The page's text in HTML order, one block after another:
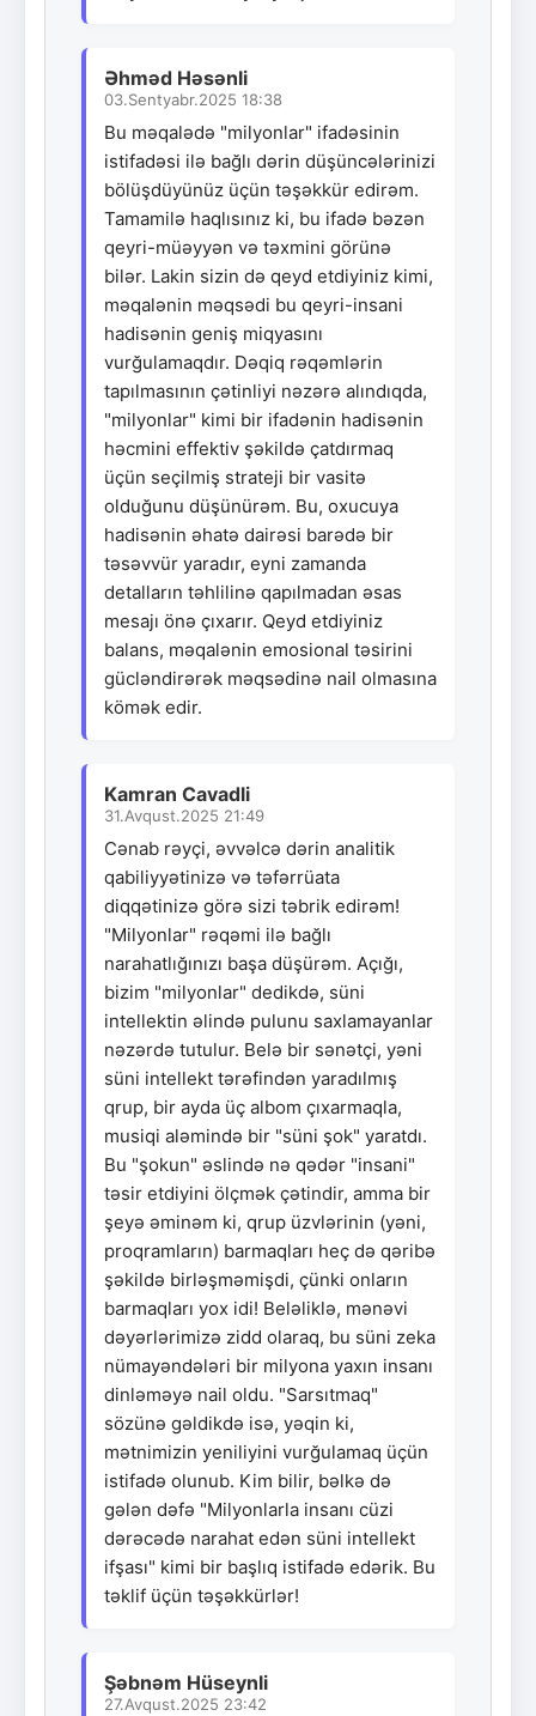
Əhməd Həsənli
03.Sentyabr.2025 18:38
Bu məqalədə "milyonlar" ifadəsinin
istifadəsi ilə bağlı dərin düşüncələrinizi
bölüşdüyünüz üçün təşəkkür edirəm.
Tamamilə haqlısınız ki, bu ifadə bəzən
qeyri-müəyyən və təxmini görünə
bilər. Lakin sizin də qeyd etdiyiniz kimi,
məqalənin məqsədi bu qeyri-insani
hadisənin geniş miqyasını
vurğulamaqdır. Dəqiq rəqəmlərin
tapılmasının çətinliyi nəzərə alındıqda,
"milyonlar" kimi bir ifadənin hadisənin
həcmini effektiv şəkildə çatdırmaq
üçün seçilmiş strateji bir vasitə
olduğunu düşünürəm. Bu, oxucuya
hadisənin əhatə dairəsi barədə bir
təsəvvür yaradır, eyni zamanda
detalların təhlilinə qapılmadan əsas
mesajı önə çıxarır. Qeyd etdiyiniz
balans, məqalənin emosional təsirini
gücləndirərək məqsədinə nail olmasına
kömək edir.
Kamran Cavadli
31.Avqust.2025 21:49
Cənab rəyçi, əvvəlcə dərin analitik
qabiliyyətinizə və təfərrüata
diqqətinizə görə sizi təbrik edirəm!
"Milyonlar" rəqəmi ilə bağlı
narahatlığınızı başa düşürəm. Açığı,
bizim "milyonlar" dedikdə, süni
intellektin əlində pulunu saxlamayanlar
nəzərdə tutulur. Belə bir sənətçi, yəni
süni intellekt tərəfindən yaradılmış
qrup, bir ayda üç albom çıxarmaqla,
musiqi aləmində bir "süni şok" yaratdı.
Bu "şokun" əslində nə qədər "insani"
təsir etdiyini ölçmək çətindir, amma bir
şeyə əminəm ki, qrup üzvlərinin (yəni,
proqramların) barmaqları heç də qəribə
şəkildə birləşməmişdi, çünki onların
barmaqları yox idi! Beləliklə, mənəvi
dəyərlərimizə zidd olaraq, bu süni zeka
nümayəndələri bir milyona yaxın insanı
dinləməyə nail oldu. "Sarsıtmaq"
sözünə gəldikdə isə, yəqin ki,
mətnimizin yeniliyini vurğulamaq üçün
istifadə olunub. Kim bilir, bəlkə də
gələn dəfə "Milyonlarla insanı cüzi
dərəcədə narahat edən süni intellekt
ifşası" kimi bir başlıq istifadə edərik. Bu
təklif üçün təşəkkürlər!
Şəbnəm Hüseynli
27.Avqust.2025 23:42